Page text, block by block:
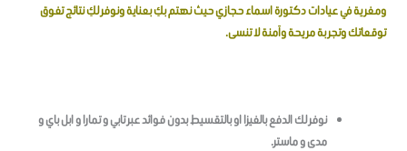
ومغرية في عيادات دكتورة اسماء حجازي حيث نهتم بكِ بعناية ونوفر لكِ نتائج تفوق
توقعاتك وتجربة مريحة وآمنة لا تنسى.
نوفر لك الدفع بالفيزا او بالتقسيط بدون فوائد عبر تابي و تمارا و ابل باي و
مدى و ماستر.